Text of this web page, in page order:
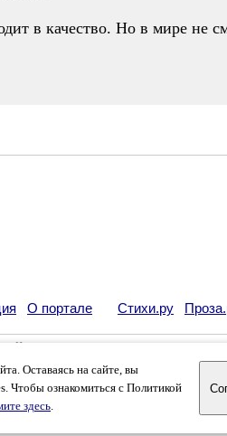
в качество. Но в мире не
Оставаясь на сайте, вы
Чтобы ознакомиться с Политикой
здесь.
О портале Стихи.ру
Интернет на основании
вы можете обратиться на его авторской
пользователей обрабатываются на основании
полумиллиона страниц по данным